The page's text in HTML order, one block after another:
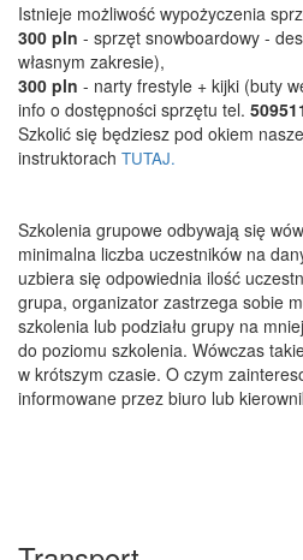
Istnieje możliwość wypożyczenia
300 pln - sprzęt snowboardowy -
własnym zakresie),
300 pln - narty frestyle + kijki (buty
info o dostępności sprzętu tel.
Szkolić się będziesz pod okiem
instruktorach TUTAJ.
Szkolenia grupowe odbywają się
minimalna liczba uczestników na
uzbiera się odpowiednia ilość
grupa, organizator zastrzega sobie
szkolenia lub podziału grupy na
do poziomu szkolenia. Wówczas
w krótszym czasie. O czym
informowane przez biuro lub